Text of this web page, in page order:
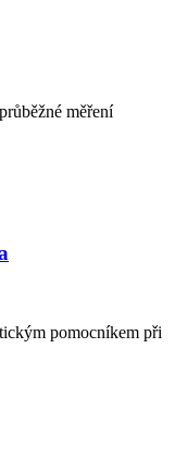
měření
pomocníkem při